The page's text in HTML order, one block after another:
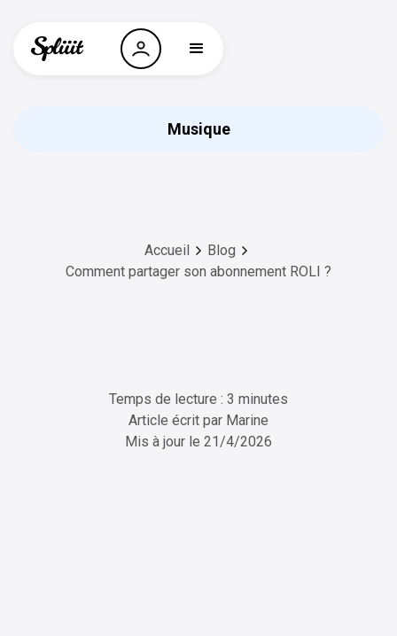
Musique
Accueil
Blog
Comment partager son abonnement ROLI ?
Temps de lecture : 3 minutes
Article écrit par Marine
Mis à jour le 21/4/2026